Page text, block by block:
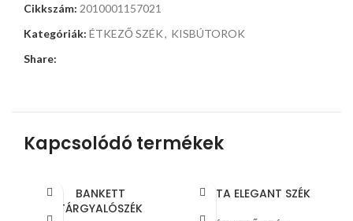
Cikkszám: 2010001157021
Kategóriák: ÉTKEZŐ SZÉK, KISBÚTOROK
Share:
Kapcsolódó termékek
BANKETT
TÁRGYALÓSZÉK
BERTA ELEGANT SZÉK